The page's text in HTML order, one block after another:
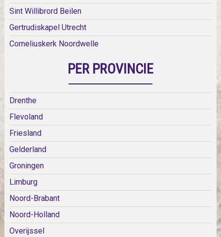
Sint Willibrord Beilen
Gertrudiskapel Utrecht
Corneliuskerk Noordwelle
PER PROVINCIE
Drenthe
Flevoland
Friesland
Gelderland
Groningen
Limburg
Noord-Brabant
Noord-Holland
Overijssel